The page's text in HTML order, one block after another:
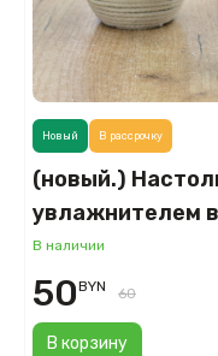
(новый.)
увлажнителем
В наличии
В корзину
Новый В рассрочку
50BYN 60